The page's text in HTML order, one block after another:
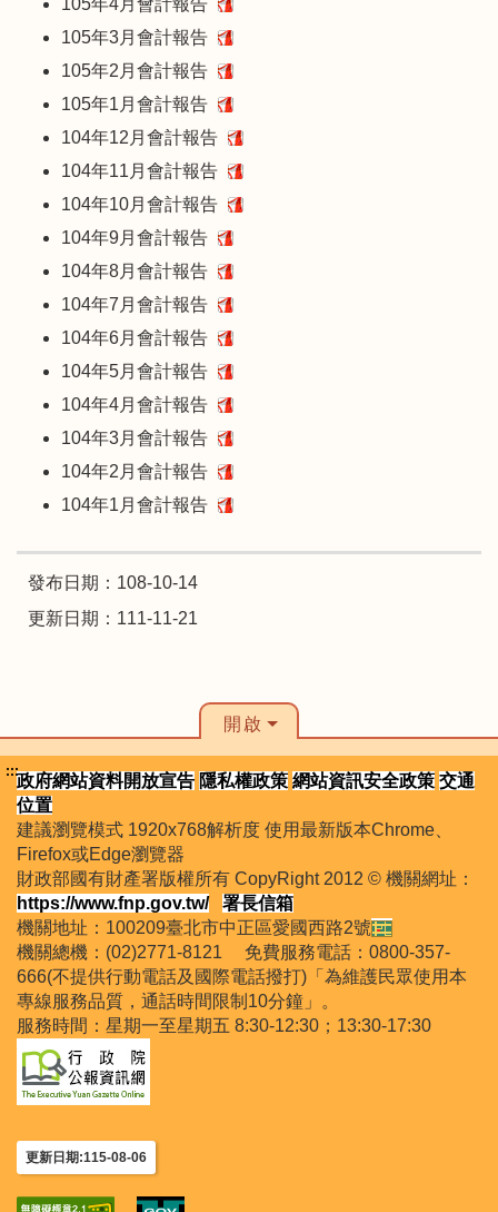
105年4月會計報告
105年3月會計報告
105年2月會計報告
105年1月會計報告
104年12月會計報告
104年11月會計報告
104年10月會計報告
104年9月會計報告
104年8月會計報告
104年7月會計報告
104年6月會計報告
104年5月會計報告
104年4月會計報告
104年3月會計報告
104年2月會計報告
104年1月會計報告
發布日期：108-10-14
更新日期：111-11-21
開啟
:::政府網站資料開放宣告 隱私權政策 網站資訊安全政策 交通
位置
建議瀏覽模式 1920x768解析度 使用最新版本Chrome、
Firefox或Edge瀏覽器
財政部國有財產署版權所有 CopyRight 2012 © 機關網址：
https://www.fnp.gov.tw/
署長信箱
機關地址：100209臺北市中正區愛國西路2號
機關總機：(02)2771-8121 免費服務電話：0800-357-
666(不提供行動電話及國際電話撥打)「為維護民眾使用本
專線服務品質，通話時間限制10分鐘」。
服務時間：星期一至星期五 8:30-12:30；13:30-17:30
更新日期:115-08-06